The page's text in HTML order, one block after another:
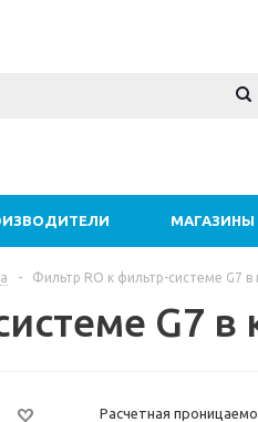
МАГАЗИНЫ
- Фильтр RO к фильтр-системе G7 в
G7 в
Расчетная